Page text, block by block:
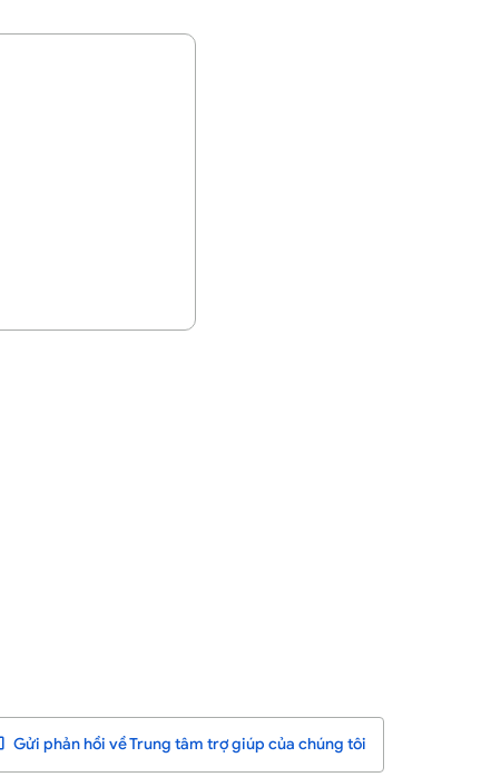
Gửi phản hồi về Trung tâm trợ giúp của chúng tôi